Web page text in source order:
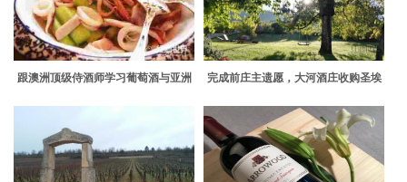
跟澳洲顶级侍酒师学习葡萄酒与亚洲
完成前庄主遗愿，大河酒庄收购圣埃